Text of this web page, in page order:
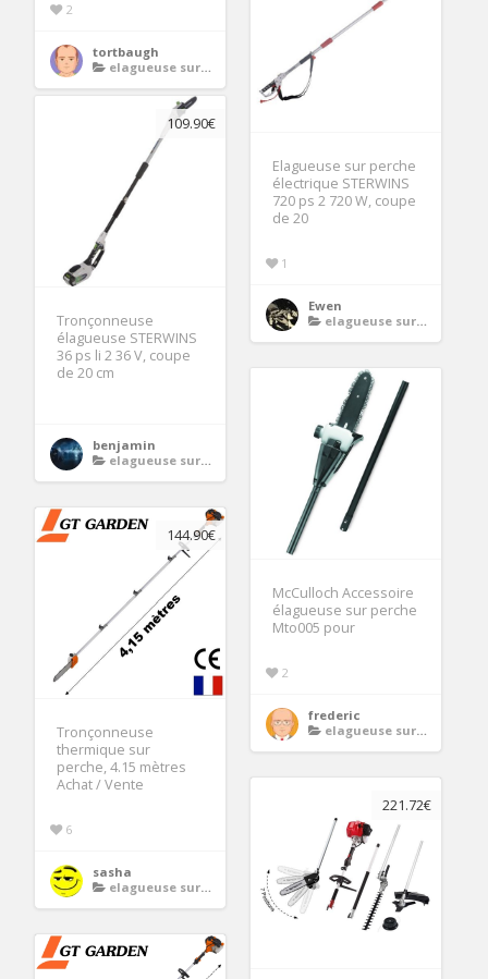
2
tortbaugh
elagueuse sur perche thermique
Elagueuse sur perche
électrique STERWINS
720 ps 2 720 W, coupe
de 20
1
Ewen
elagueuse sur perche thermique
109.90€
Tronçonneuse
élagueuse STERWINS
36 ps li 2 36 V, coupe
de 20 cm
benjamin
elagueuse sur perche thermique
McCulloch Accessoire
élagueuse sur perche
Mto005 pour
2
frederic
elagueuse sur perche thermique
144.90€
Tronçonneuse
thermique sur
perche, 4.15 mètres
Achat / Vente
6
sasha
elagueuse sur perche thermique
221.72€